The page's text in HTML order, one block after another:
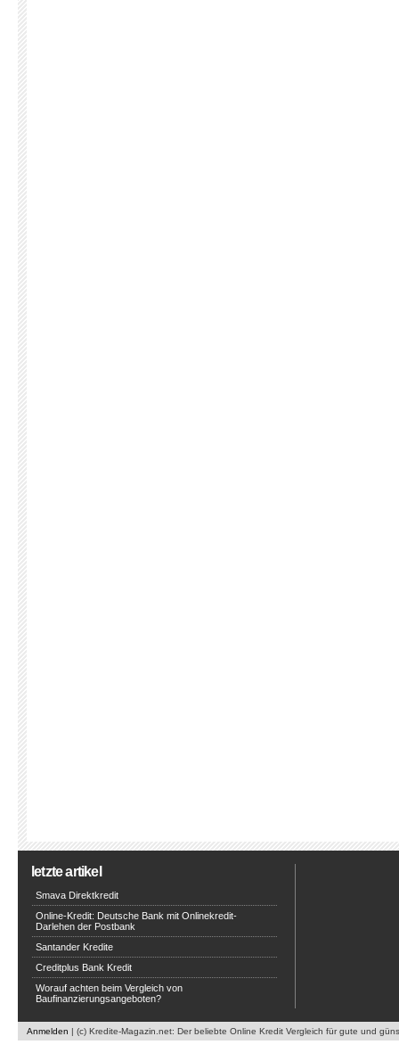
letzte artikel
Smava Direktkredit
Online-Kredit: Deutsche Bank mit Onlinekredit-
Darlehen der Postbank
Santander Kredite
Creditplus Bank Kredit
Worauf achten beim Vergleich von
Baufinanzierungsangeboten?
Anmelden | (c) Kredite-Magazin.net: Der beliebte Online Kredit Vergleich für gute und